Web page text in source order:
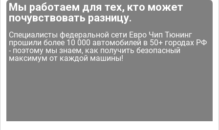
Мы работаем для тех, кто может
почувствовать разницу.
Специалисты федеральной сети Евро Чип Тюнинг
прошили более 10 000 автомобилей в 50+ городах РФ
- поэтому мы знаем, как получить безопасный
максимум от каждой машины!